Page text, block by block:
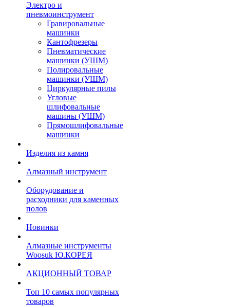
Электро и
пневмоинструмент
Гравировальные
машинки
Кантофрезеры
Пневматические
машинки (УШМ)
Полировальные
машинки (УШМ)
Циркулярные пилы
Угловые
шлифовальные
машины (УШМ)
Прямошлифовальные
машинки
Изделия из камня
Алмазный инструмент
Оборудование и
расходники для каменных
полов
Новинки
Алмазные инструменты
Woosuk Ю.КОРЕЯ
АКЦИОННЫЙ ТОВАР
Топ 10 самых популярных
товаров